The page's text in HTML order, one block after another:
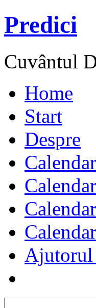
Predici
Cuvântul
Home
Start
Despre
Ajutorul